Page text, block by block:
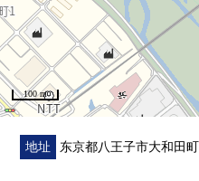
・在客厅地板暖气
・有淋浴的盥洗台
・各居室有存储空间
・防盗门
・智能快递柜
■在找想要的家方面给予
100 m
地址 东京都八王子市大和田町